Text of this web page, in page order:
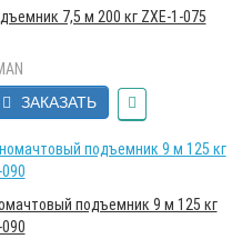
7,5 м 200 кг ZXE-1-075
ЗАКАЗАТЬ
подъемник 9 м 125 кг